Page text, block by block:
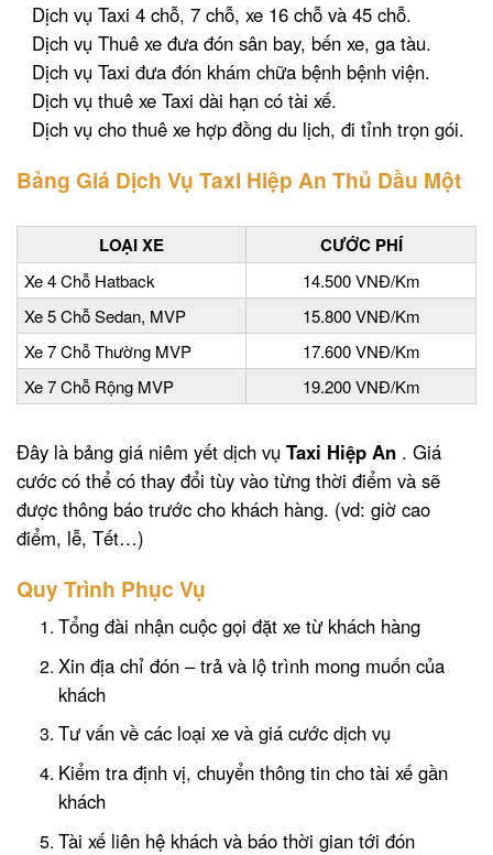
Dịch vụ Taxi 4 chỗ, 7 chỗ, xe 16 chỗ và 45 chỗ.
Dịch vụ Thuê xe đưa đón sân bay, bến xe, ga tàu.
Dịch vụ Taxi đưa đón khám chữa bệnh bệnh viện.
Dịch vụ thuê xe Taxi dài hạn có tài xế.
Dịch vụ cho thuê xe hợp đồng du lịch, đi tỉnh trọn gói.
Bảng Giá Dịch Vụ Taxi Hiệp An Thủ Dầu Một
LOẠI XE CƯỚC PHÍ
Xe 4 Chỗ Hatback
14.500 VNĐ/Km
Xe 5 Chỗ Sedan, MVP
15.800 VNĐ/Km
Xe 7 Chỗ Thường MVP
17.600 VNĐ/Km
Xe 7 Chỗ Rộng MVP
19.200 VNĐ/Km
Đây là bảng giá niêm yết dịch vụ Taxi Hiệp An . Giá
cước có thể có thay đổi tùy vào từng thời điểm và sẽ
được thông báo trước cho khách hàng. (vd: giờ cao
điểm, lễ, Tết…)
Quy Trình Phục Vụ
Tổng đài nhận cuộc gọi đặt xe từ khách hàng
Xin địa chỉ đón – trả và lộ trình mong muốn của
khách
Tư vấn về các loại xe và giá cước dịch vụ
Kiểm tra định vị, chuyển thông tin cho tài xế gần
khách
Tài xế liên hệ khách và báo thời gian tới đón